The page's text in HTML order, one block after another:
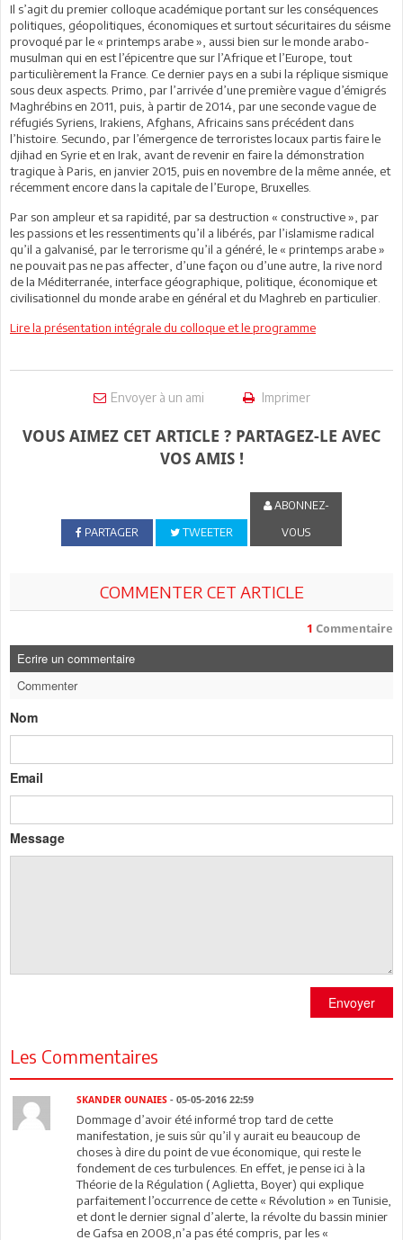
Il s’agit du premier colloque académique portant sur les conséquences
politiques, géopolitiques, économiques et surtout sécuritaires du séisme
provoqué par le « printemps arabe », aussi bien sur le monde arabo-
musulman qui en est l’épicentre que sur l’Afrique et l’Europe, tout
particulièrement la France. Ce dernier pays en a subi la réplique sismique
sous deux aspects. Primo, par l’arrivée d’une première vague d’émigrés
Maghrébins en 2011, puis, à partir de 2014, par une seconde vague de
réfugiés Syriens, Irakiens, Afghans, Africains sans précédent dans
l’histoire. Secundo, par l’émergence de terroristes locaux partis faire le
djihad en Syrie et en Irak, avant de revenir en faire la démonstration
tragique à Paris, en janvier 2015, puis en novembre de la même année, et
récemment encore dans la capitale de l’Europe, Bruxelles.
Par son ampleur et sa rapidité, par sa destruction « constructive », par
les passions et les ressentiments qu’il a libérés, par l’islamisme radical
qu’il a galvanisé, par le terrorisme qu’il a généré, le « printemps arabe »
ne pouvait pas ne pas affecter, d’une façon ou d’une autre, la rive nord
de la Méditerranée, interface géographique, politique, économique et
civilisationnel du monde arabe en général et du Maghreb en particulier.
Lire la présentation intégrale du colloque et le programme
Envoyer à un ami Imprimer
VOUS AIMEZ CET ARTICLE ? PARTAGEZ-LE AVEC
VOS AMIS !
PARTAGER TWEETER
ABONNEZ-
VOUS
COMMENTER CET ARTICLE
1 Commentaire
Ecrire un commentaire
Commenter
Nom
Email
Message
Envoyer
Les Commentaires
SKANDER OUNAIES - 05-05-2016 22:59
Dommage d’avoir été informé trop tard de cette
manifestation, je suis sûr qu’il y aurait eu beaucoup de
choses à dire du point de vue économique, qui reste le
fondement de ces turbulences. En effet, je pense ici à la
Théorie de la Régulation ( Aglietta, Boyer) qui explique
parfaitement l’occurrence de cette « Révolution » en Tunisie,
et dont le dernier signal d’alerte, la révolte du bassin minier
de Gafsa en 2008,n’a pas été compris, par les «